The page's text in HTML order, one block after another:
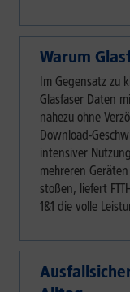
Warum
Im Gegensatz zu
Glasfaser Daten
nahezu ohne
Download-
intensiver
mehreren
stoßen, liefert
1&1 die volle